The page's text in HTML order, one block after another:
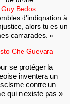
Guy Bedos
d'indignation à
alors tu es un
camarades. »
Che Guevara
se protéger la
inventera un
contre un
qui n'existe pas »